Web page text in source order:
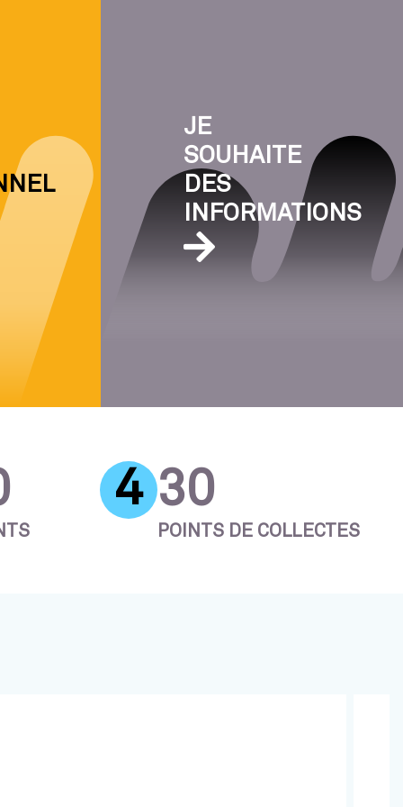
JE
SOUHAITE
DES
INFORMATIONS
4 30
POINTS DE COLLECTES